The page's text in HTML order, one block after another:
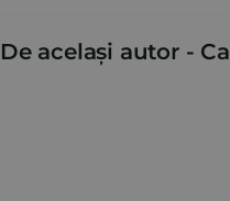
De același autor -